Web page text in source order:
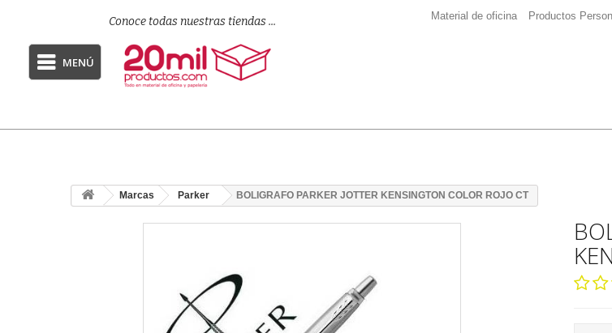
Conoce todas nuestras tiendas ... Material de oficina Productos
MENÚ
Marcas Parker BOLIGRAFO PARKER JOTTER KENSINGTON COLOR ROJO CT